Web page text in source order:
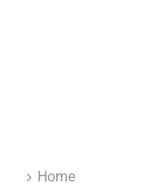
Home